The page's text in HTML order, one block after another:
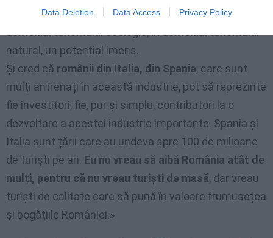
Data Deletion Data Access Privacy Policy
business-ului. Repet, cred că România are în
natural, un potențial imens.
Și cred că românii din Italia, din Spania, care sunt
mulți antrenați în această industrie, pot să reprezinte
fie investitori, fie, pur și simplu, contributori la o
dezvoltare a acestei industrie importante. Spania și
Italia sunt țării care au undeva spre 100 de milioane
de turiști pe an. Eu nu vreau să aibă România atât de
mulți, pentru că nu vreau turiști de masă, dar vreau
turiști de calitate care să pună în valoare frumusețea
și bogățiile României.»